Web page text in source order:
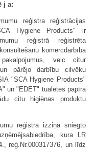
j a:
reģistra reģistrācijas
Hygiene Products" ir
reģistrā reģistrēta
komercdarbībā
veic citur
pārējo darbību cilvēku
"SCA Hygiene Products"
un "EDET" tualetes papīra
citu higiēnas produktu
reģistra izziņā sniegto
kura LR
reģ.Nr.000317376, un līdz